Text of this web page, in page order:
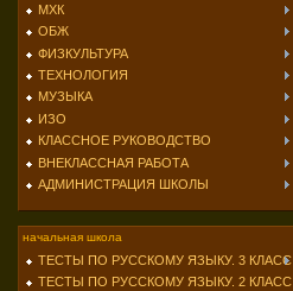
МХК
ОБЖ
ФИЗКУЛЬТУРА
ТЕХНОЛОГИЯ
МУЗЫКА
ИЗО
КЛАССНОЕ РУКОВОДСТВО
ВНЕКЛАССНАЯ РАБОТА
АДМИНИСТРАЦИЯ ШКОЛЫ
начальная школа
ТЕСТЫ ПО РУССКОМУ ЯЗЫКУ. 3 КЛАСС
ТЕСТЫ ПО РУССКОМУ ЯЗЫКУ. 2 КЛАСС